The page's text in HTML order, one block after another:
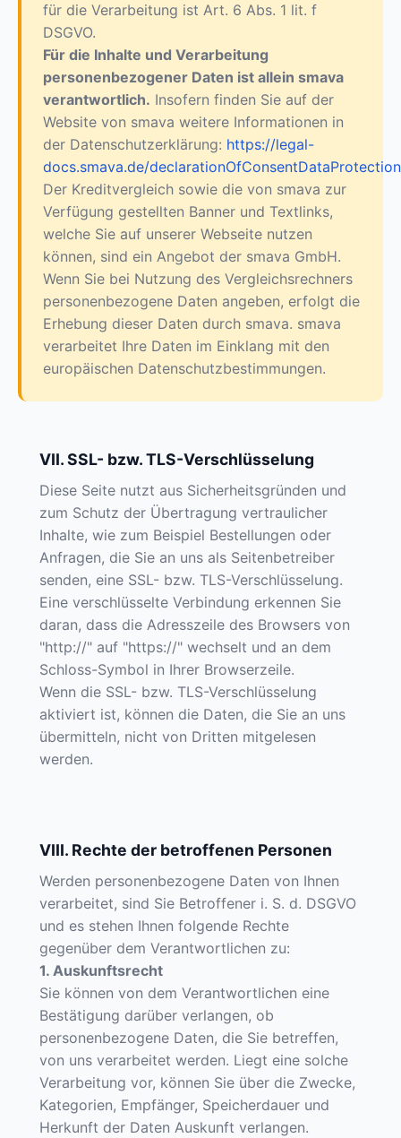
für die Verarbeitung ist Art. 6 Abs. 1 lit. f
DSGVO.
Für die Inhalte und Verarbeitung
personenbezogener Daten ist allein smava
verantwortlich. Insofern finden Sie auf der
Website von smava weitere Informationen in
der Datenschutzerklärung: https://legal-
docs.smava.de/
Der Kreditvergleich sowie die von smava zur
Verfügung gestellten Banner und Textlinks,
welche Sie auf unserer Webseite nutzen
können, sind ein Angebot der smava GmbH.
Wenn Sie bei Nutzung des Vergleichsrechners
personenbezogene Daten angeben, erfolgt die
Erhebung dieser Daten durch smava. smava
verarbeitet Ihre Daten im Einklang mit den
europäischen Datenschutzbestimmungen.
VII. SSL- bzw. TLS-Verschlüsselung
Diese Seite nutzt aus Sicherheitsgründen und
zum Schutz der Übertragung vertraulicher
Inhalte, wie zum Beispiel Bestellungen oder
Anfragen, die Sie an uns als Seitenbetreiber
senden, eine SSL- bzw. TLS-Verschlüsselung.
Eine verschlüsselte Verbindung erkennen Sie
daran, dass die Adresszeile des Browsers von
"http://" auf "https://" wechselt und an dem
Schloss-Symbol in Ihrer Browserzeile.
Wenn die SSL- bzw. TLS-Verschlüsselung
aktiviert ist, können die Daten, die Sie an uns
übermitteln, nicht von Dritten mitgelesen
werden.
VIII. Rechte der betroffenen Personen
Werden personenbezogene Daten von Ihnen
verarbeitet, sind Sie Betroffener i. S. d. DSGVO
und es stehen Ihnen folgende Rechte
gegenüber dem Verantwortlichen zu:
1. Auskunftsrecht
Sie können von dem Verantwortlichen eine
Bestätigung darüber verlangen, ob
personenbezogene Daten, die Sie betreffen,
von uns verarbeitet werden. Liegt eine solche
Verarbeitung vor, können Sie über die Zwecke,
Kategorien, Empfänger, Speicherdauer und
Herkunft der Daten Auskunft verlangen.